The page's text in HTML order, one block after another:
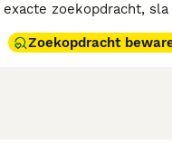
zoekopdracht,
Zoekopdracht